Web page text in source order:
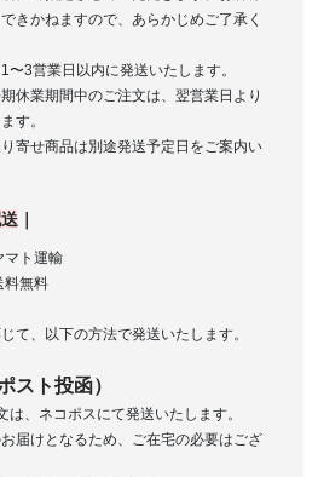
きかねますので、あらかじめご了承く
〜3営業日以内に発送いたします。
休業期間中のご注文は、翌営業日より
す。
寄せ商品は別途発送予定日をご案内い
ト運輸
無料
て、以下の方法で発送いたします。
スト投函）
は、ネコポスにて発送いたします。
届けとなるため、ご在宅の必要はござ